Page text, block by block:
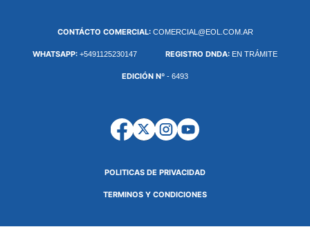
CONTÁCTO COMERCIAL: COMERCIAL@EOL.COM.AR
WHATSAPP: +5491125230147 REGISTRO DNDA: EN TRÁMITE
EDICIÓN Nº - 6493
POLITICAS DE PRIVACIDAD
TERMINOS Y CONDICIONES